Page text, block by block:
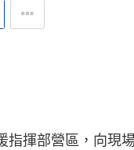
揮部營區，向現